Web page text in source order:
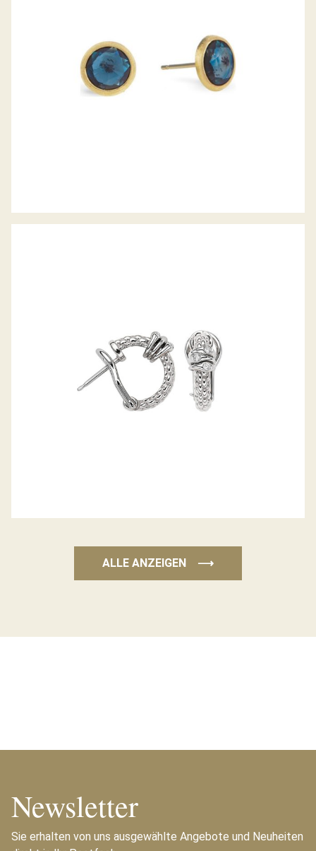
ALLE ANZEIGEN ⟶
Newsletter
Sie erhalten von uns ausgewählte Angebote und Neuheiten